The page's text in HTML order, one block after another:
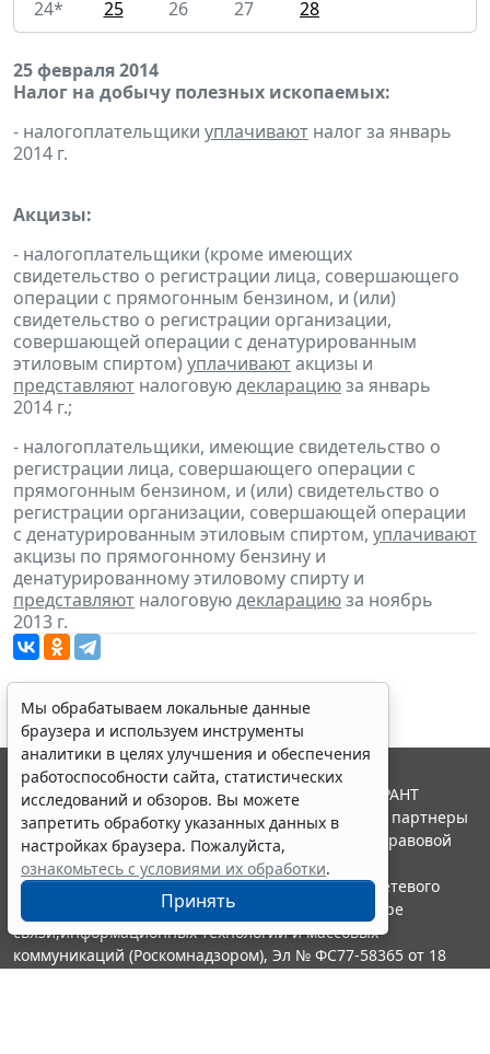
24*
25 26 27 28
25 февраля 2014
Налог на добычу полезных ископаемых:
- налогоплательщики уплачивают налог за январь
2014 г.
Акцизы:
- налогоплательщики (кроме имеющих
свидетельство о регистрации лица, совершающего
операции с прямогонным бензином, и (или)
свидетельство о регистрации организации,
совершающей операции с денатурированным
этиловым спиртом) уплачиваютакцизы и
представляют налоговуюдекларациюза январь
2014 г.;
- налогоплательщики, имеющие свидетельство о
регистрации лица, совершающего операции с
прямогонным бензином, и (или) свидетельство о
регистрации организации, совершающей операции
с денатурированным этиловым спиртом, уплачивают
акцизы по прямогонному бензину и
денатурированному этиловому спирту и
представляют налоговуюдекларациюза ноябрь
2013 г.
Мы обрабатываем локальные данные
браузера и используем инструменты
аналитики в целях улучшения и обеспечения
работоспособности сайта, статистических
исследований и обзоров. Вы можете
запретить обработку указанных данных в
настройках браузера. Пожалуйста,
ознакомьтесь с условиями их обработки.
Принять
© ООО "НПП "ГАРАНТ-СЕРВИС", 2026. Система ГАРАНТ
выпускается с 1990 года. Компания "Гарант" и ее партнеры
являются участниками Российской ассоциации правовой
информации ГАРАНТ.
Портал ГАРАНТ.РУ зарегистрирован в качестве сетевого
издания Федеральной службой по надзору в сфере
связи,информационных технологий и массовых
коммуникаций (Роскомнадзором), Эл № ФС77-58365 от 18